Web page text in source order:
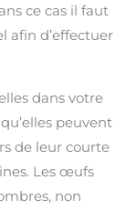
ce cas il faut
afin d’effectuer
dans votre
peuvent
de leur courte
Les œufs
non